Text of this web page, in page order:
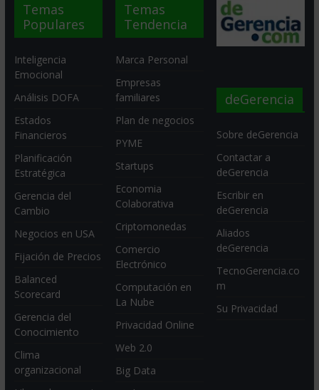
Temas
Populares
Inteligencia
Emocional
Análisis DOFA
Estados
Financieros
Planificación
Estratégica
Gerencia del
Cambio
Negocios en USA
Fijación de Precios
Balanced
Scorecard
Gerencia del
Conocimiento
Clima
organizacional
Temas
Tendencia
Marca Personal
Empresas
familiares
Plan de negocios
PYME
Startups
Economia
Colaborativa
Criptomonedas
Comercio
Electrónico
Computación en
La Nube
Privacidad Online
Web 2.0
Big Data
deGerencia
Sobre deGerencia
Contactar a
deGerencia
Escribir en
deGerencia
Aliados
deGerencia
TecnoGerencia.co
m
Su Privacidad